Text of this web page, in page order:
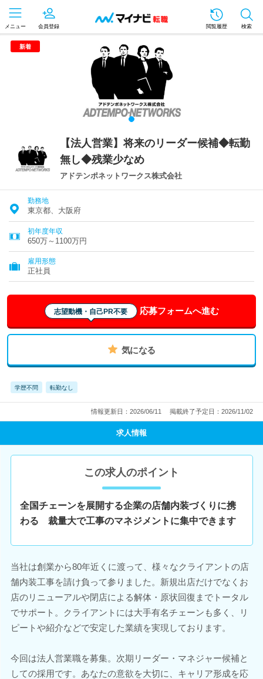
メニュー 会員登録 閲覧履歴 検索
新着
【法人営業】将来のリーダー候補◆転勤
無し◆残業少なめ
アドテンポネットワークス株式会社
勤務地
東京都、大阪府
初年度年収
650万～1100万円
雇用形態
正社員
志望動機・自己PR不要 応募フォームへ進む
気になる
学歴不問 転勤なし
情報更新日：2026/06/11 掲載終了予定日：2026/11/02
求人情報
この求人のポイント
全国チェーンを展開する企業の店舗内装づくりに携
わる 裁量大で工事のマネジメントに集中できます
当社は創業から80年近くに渡って、様々なクライアントの店
舗内装工事を請け負って参りました。新規出店だけでなくお
店のリニューアルや閉店による解体・原状回復までトータル
でサポート。クライアントには大手有名チェーンも多く、リ
ピートや紹介などで安定した業績を実現しております。
今回は法人営業職を募集。次期リーダー・マネジャー候補と
しての採用です。あなたの意欲を大切に、キャリア形成を応